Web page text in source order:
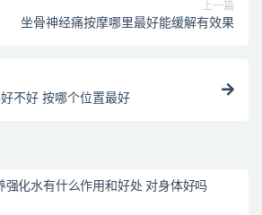
上一篇
坐骨神经痛按摩哪里最好能缓解有效果
不好 按哪个位置最好
强化水有什么作用和好处 对身体好吗